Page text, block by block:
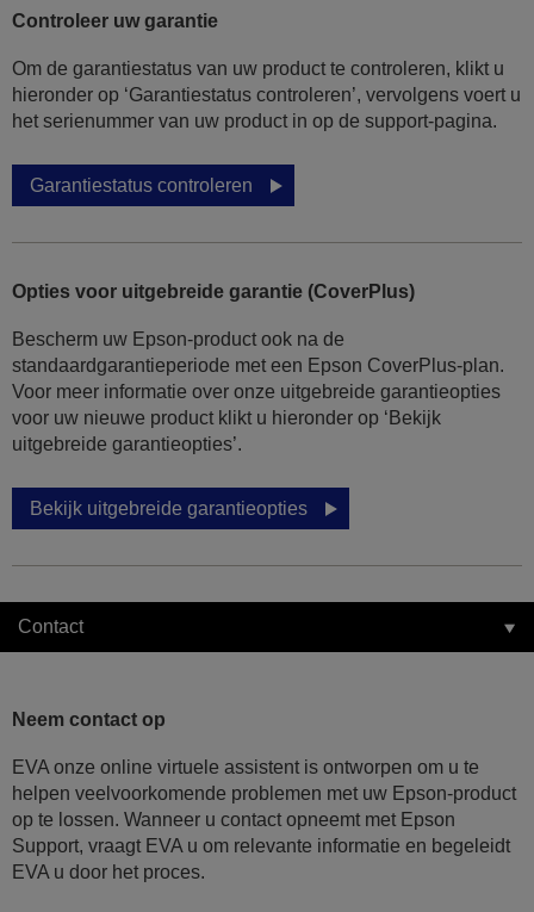
Controleer uw garantie
Om de garantiestatus van uw product te controleren, klikt u
hieronder op ‘Garantiestatus controleren’, vervolgens voert u
het serienummer van uw product in op de support-pagina.
Garantiestatus controleren
Opties voor uitgebreide garantie (CoverPlus)
Bescherm uw Epson-product ook na de
standaardgarantieperiode met een Epson CoverPlus-plan.
Voor meer informatie over onze uitgebreide garantieopties
voor uw nieuwe product klikt u hieronder op ‘Bekijk
uitgebreide garantieopties’.
Bekijk uitgebreide garantieopties
Contact
Neem contact op
EVA onze online virtuele assistent is ontworpen om u te
helpen veelvoorkomende problemen met uw Epson-product
op te lossen. Wanneer u contact opneemt met Epson
Support, vraagt EVA u om relevante informatie en begeleidt
EVA u door het proces.